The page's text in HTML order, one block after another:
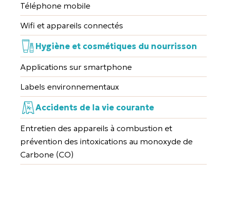
Téléphone mobile
Wifi et appareils connectés
Hygiène et cosmétiques du nourrisson
Applications sur smartphone
Labels environnementaux
Accidents de la vie courante
Entretien des appareils à combustion et
prévention des intoxications au monoxyde de
Carbone (CO)